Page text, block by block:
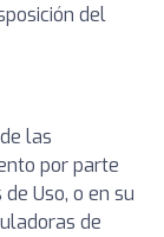
del
las
por parte
Uso, o en su
de